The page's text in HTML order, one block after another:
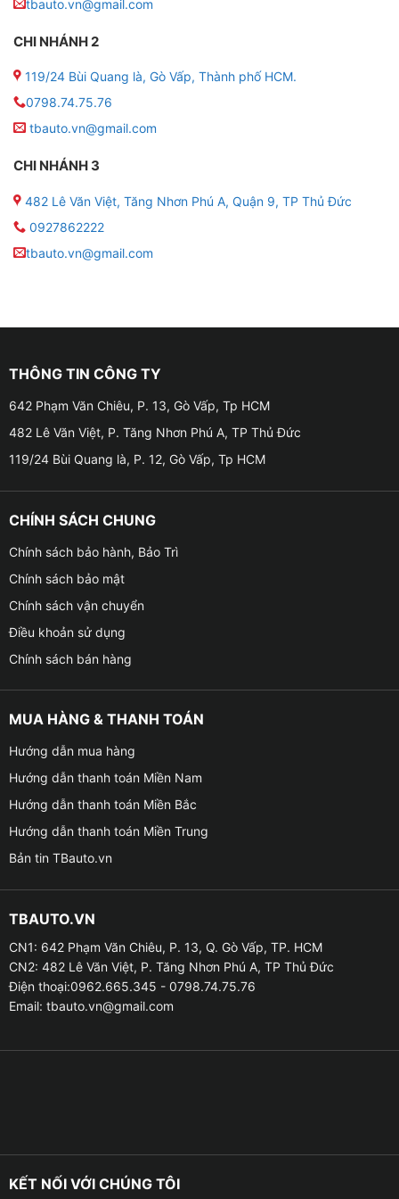
cảm biến áp suất lốp loại nào tốt. Áp suất lốp van
ngoài hay van trong, với các tiêu chí khác nhau nhưng
Địa chỉ lắp cảm biến áp suất lốp cho xe
Tại sao cần phải kiểm tra áp suất lốp cho xe VinFast
VF3 thường xuyên?
✪ Bởi vì lốp xe thường mất áp suất một cách tự nhiên
(khoảng 0.1 bar mỗi tháng, hoặc 1.45 PSI), do đó bạn
bạn có thể tránh được một số vấn đề như: Nhiên liệu
tiêu thụ nhiều hơn, độ bám đường kém, khoảng cách
phanh tăng, lốp xe bị mòn sớm và không đều
✪ Việc duy trì áp suất lốp được khuyến nghị bởi
VinFast giúp cho chiếc xe của bạn có thể cải thiện độ
an toàn hơn khi tham gia giao thông trên đường.
Không chỉ đảm bảo an toàn mà hành động đơn giản
đặc biệt là về mức tiêu thụ nhiên liệu của xe.
✪ Chúng tôi khuyên bạn nên kiểm tra áp suất lốp cho
xe VinFast VF3 của bạn mỗi tháng một lần và trước
một chuyến đi xa đường dài.
tbauto.vn@gmail.com
CHI NHÁNH 2
119/24 Bùi Quang là, Gò Vấp, Thành phố HCM.
0798.74.75.76
tbauto.vn@gmail.com
CHI NHÁNH 3
482 Lê Văn Việt, Tăng Nhơn Phú A, Quận 9, TP Thủ Đức
0927862222
tbauto.vn@gmail.com
THÔNG TIN CÔNG TY
642 Phạm Văn Chiêu, P. 13, Gò Vấp, Tp HCM
482 Lê Văn Việt, P. Tăng Nhơn Phú A, TP Thủ Đức
119/24 Bùi Quang là, P. 12, Gò Vấp, Tp HCM
CHÍNH SÁCH CHUNG
Chính sách bảo hành, Bảo Trì
Chính sách bảo mật
Chính sách vận chuyển
Điều khoản sử dụng
Chính sách bán hàng
MUA HÀNG & THANH TOÁN
Hướng dẫn mua hàng
Hướng dẫn thanh toán Miền Nam
Hướng dẫn thanh toán Miền Bắc
Hướng dẫn thanh toán Miền Trung
Bản tin TBauto.vn
TBAUTO.VN
CN1: 642 Phạm Văn Chiêu, P. 13, Q. Gò Vấp, TP. HCM
CN2: 482 Lê Văn Việt, P. Tăng Nhơn Phú A, TP Thủ Đức
Điện thoại:0962.665.345 - 0798.74.75.76
Email: tbauto.vn@gmail.com
KẾT NỐI VỚI CHÚNG TÔI